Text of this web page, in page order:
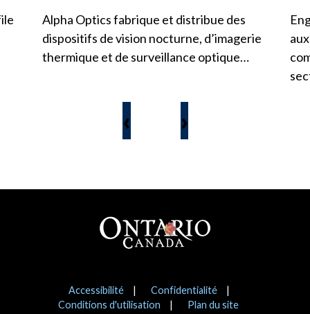
Alpha Optics fabrique et distribue des
dispositifs de vision nocturne, d’imagerie
thermique et de surveillance optique…
‹ ›
Pied de page
AvisAccessibilité
Confidentialité
Conditions d'utilisation
Plan du site